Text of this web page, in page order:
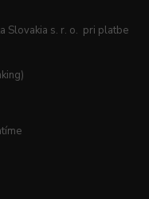
Slovakia s. r. o. pri platbe